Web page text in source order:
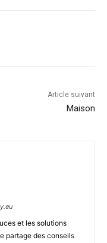
Article suivant
Maison
et les solutions
partage des conseils